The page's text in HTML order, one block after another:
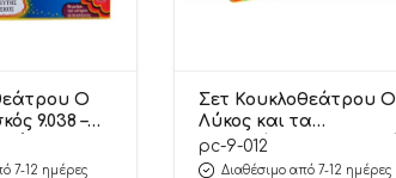
Ο
9.038 –
7-12 ημέρες
Σετ Κουκλοθεάτρου Ο
Λύκος και τα
Κατσικάκια 9.012 – Αφοί
Καλαντζή
pc-9-012
Διαθέσιμο από 7-12 ημέρες